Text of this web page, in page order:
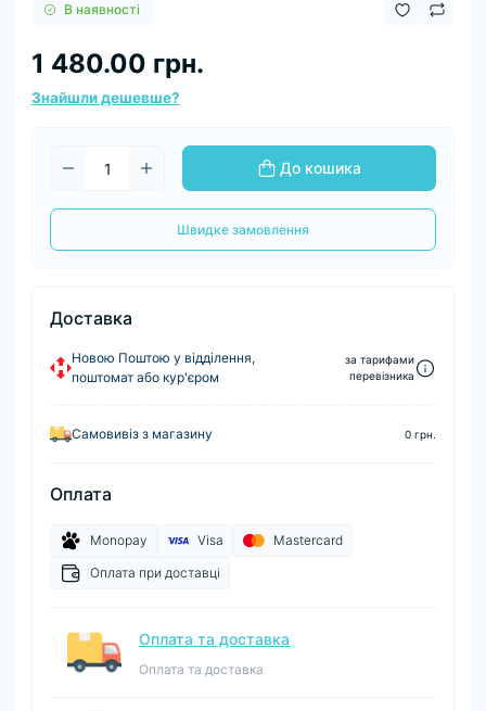
В наявності
1 480.00 грн.
Знайшли дешевше?
До кошика
Швидке замовлення
Доставка
Новою Поштою у відділення,
поштомат або кур'єром
за тарифами
перевізника
Самовивіз з магазину 0 грн.
Оплата
Monopay Visa
Mastercard
Оплата при доставці
Оплата та доставка
Оплата та доставка